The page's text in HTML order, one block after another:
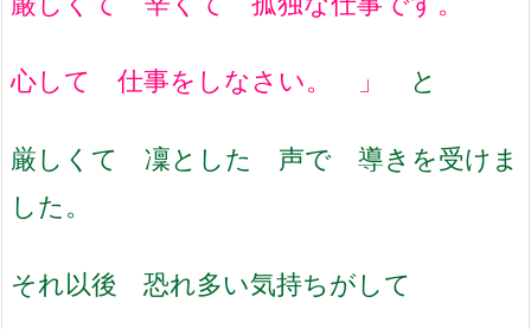
心して 仕事をしなさい。 」 と
厳しくて 凜とした 声で 導きを受けま
した。
それ以後 恐れ多い気持ちがして